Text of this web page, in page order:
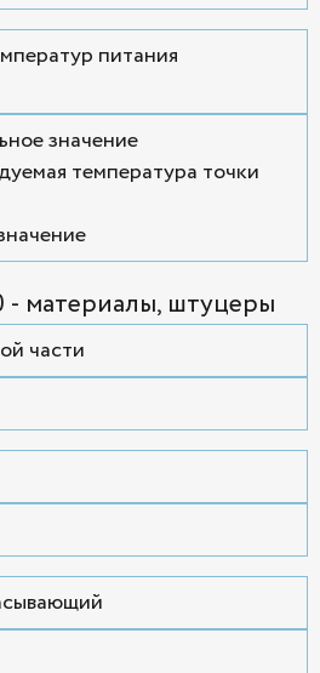
питания
значение
температура точки
- материалы, штуцеры
части